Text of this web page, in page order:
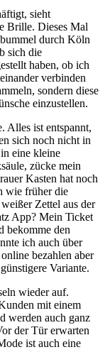
sieht
Brille. Dieses Mal
durch Köln
sich die
haben, ob ich
verbinden
sondern diese
einzustellen.
Alles ist entspannt,
sich noch nicht in
eine kleine
zücke mein
Kasten hat noch
wie früher die
Zettel aus der
App? Mein Ticket
bekomme den
ich auch über
bezahlen aber
Variante.
wieder auf.
mit einem
werden auch ganz
der Tür erwarten
ist auch eine